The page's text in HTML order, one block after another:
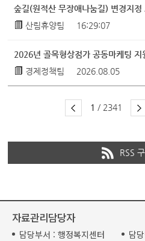
숲길(원적산 무장애나눔길) 변경지
산림휴양팀
16:29:07
2026년 골목형상점가 공동마케팅 지
경제정책팀
2026.08.05
1 / 2341
RSS
자료관리담당자
담당부서 : 행정복지센터 담